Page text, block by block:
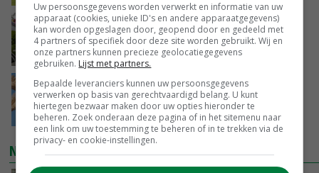
Panelen houden kas koeler: ‘De eerste indruk
schrikt veel tuinders af’
GISTEREN, 15:27
Tarwemarkt zoekt nieuwe balans
GISTEREN, 15:25
NIEUWSTE VIDEO'S
Uw persoonsgegevens worden verwerkt en informatie van uw
apparaat (cookies, unieke ID's en andere apparaatgegevens)
kan worden opgeslagen door, geopend door en gedeeld met
4 partners of specifiek door deze site worden gebruikt. Wij en
onze partners kunnen precieze geolocatiegegevens
gebruiken. Lijst met partners.
Bepaalde leveranciers kunnen uw persoonsgegevens
verwerken op basis van gerechtvaardigd belang. U kunt
hiertegen bezwaar maken door uw opties hieronder te
beheren. Zoek onderaan deze pagina of in het sitemenu naar
een link om uw toestemming te beheren of in te trekken via de
privacy- en cookie-instellingen.